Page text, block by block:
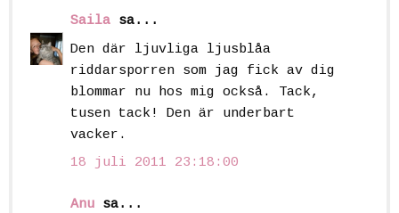
Saila sa...
Den där ljuvliga ljusblåa
riddarsporren som jag fick av dig
blommar nu hos mig också. Tack,
tusen tack! Den är underbart
vacker.
18 juli 2011 23:18:00
Anu sa...